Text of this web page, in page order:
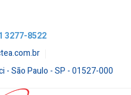
3277-8522
- São Paulo - SP - 01527-000